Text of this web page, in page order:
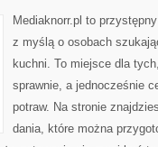
Mediaknorr.pl to
z myślą o osobach
kuchni. To miejsce dla
sprawnie, a jednocześnie
potraw. Na stronie
dania, które można